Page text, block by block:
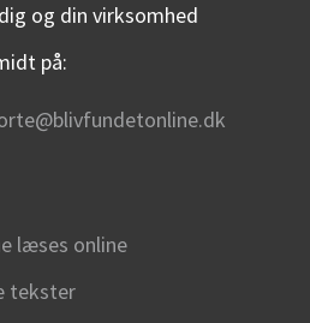
og din virksomhed
på:
læses online
tekster